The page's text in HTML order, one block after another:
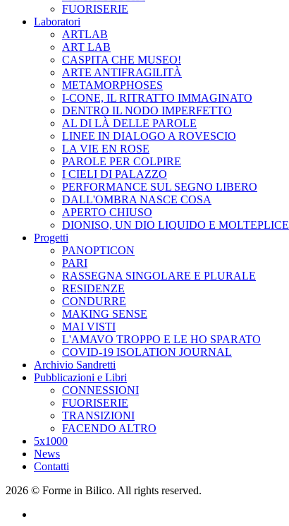
FUORISERIE
Laboratori
ARTLAB
ART LAB
CASPITA CHE MUSEO!
ARTE ANTIFRAGILITÀ
METAMORPHOSES
I-CONE, IL RITRATTO IMMAGINATO
DENTRO IL NODO IMPERFETTO
AL DI LÀ DELLE PAROLE
LINEE IN DIALOGO A ROVESCIO
LA VIE EN ROSE
PAROLE PER COLPIRE
I CIELI DI PALAZZO
PERFORMANCE SUL SEGNO LIBERO
DALL'OMBRA NASCE COSA
APERTO CHIUSO
DIONISO, UN DIO LIQUIDO E MOLTEPLICE
Progetti
PANOPTICON
PARI
RASSEGNA SINGOLARE E PLURALE
RESIDENZE
CONDURRE
MAKING SENSE
MAI VISTI
L'AMAVO TROPPO E LE HO SPARATO
COVID-19 ISOLATION JOURNAL
Archivio Sandretti
Pubblicazioni e Libri
CONNESSIONI
FUORISERIE
TRANSIZIONI
FACENDO ALTRO
5x1000
News
Contatti
2026 © Forme in Bilico. All rights reserved.